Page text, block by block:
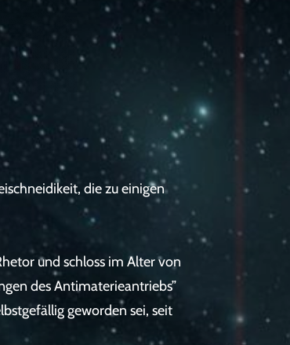
die zu einigen
und schloss im Alter von
des Antimaterieantriebs”
geworden sei, seit